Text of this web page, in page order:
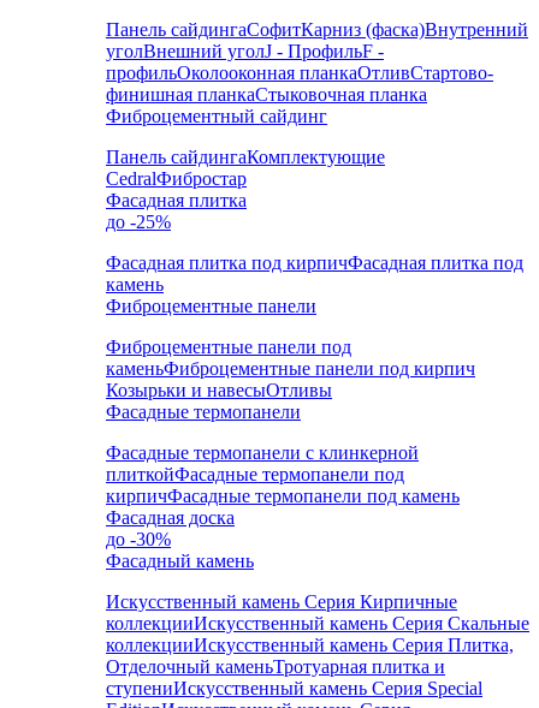
Панель сайдингаСофитКарниз (фаска)Внутренний
уголВнешний уголJ - ПрофильF -
профильОколооконная планкаОтливСтартово-
финишная планкаСтыковочная планка
Фиброцементный сайдинг
Панель сайдингаКомплектующие
CedralФибростар
Фасадная плитка
до -25%
Фасадная плитка под кирпичФасадная плитка под
камень
Фиброцементные панели
Фиброцементные панели под
каменьФиброцементные панели под кирпич
Козырьки и навесыОтливы
Фасадные термопанели
Фасадные термопанели с клинкерной
плиткойФасадные термопанели под
кирпичФасадные термопанели под камень
Фасадная доска
до -30%
Фасадный камень
Искусственный камень Серия Кирпичные
коллекцииИскусственный камень Серия Скальные
коллекцииИскусственный камень Серия Плитка,
Отделочный каменьТротуарная плитка и
ступениИскусственный камень Серия Special